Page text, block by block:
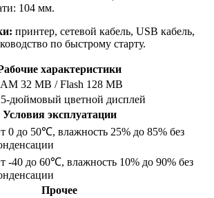
104 мм.
принтер, сетевой кабель, USB кабель,
по быстрому старту.
характеристики
32 MB / Flash 128 MB
дюймовый цветной дисплей
Условия эксплуатации
0 до 50℃, влажность 25% до 85% без
-40 до 60℃, влажность 10% до 90% без
Прочее